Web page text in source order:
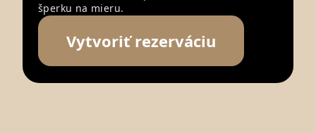
šperku na mieru.
Vytvoriť rezerváciu